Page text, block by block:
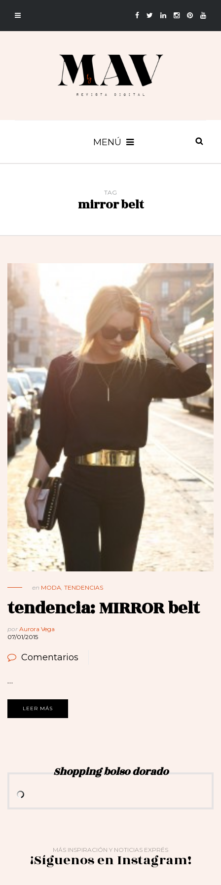
MENÚ
TAG
mirror belt
en MODA, TENDENCIAS
tendencia: MIRROR belt
por Aurora Vega
07/01/2015
Comentarios
…
LEER MÁS
Shopping bolso dorado
MÁS INSPIRACIÓN Y NOTICIAS EXPRÉS
¡Síguenos en Instagram!